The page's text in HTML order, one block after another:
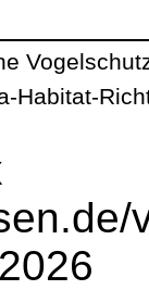
Habitat-